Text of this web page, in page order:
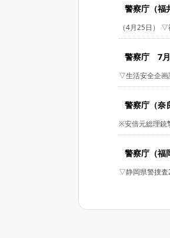
警察庁（
（4月25日）
警察庁 7
▽生活安全企画
警察庁（
※安倍元総理銃
警察庁（
▽静岡県警捜査